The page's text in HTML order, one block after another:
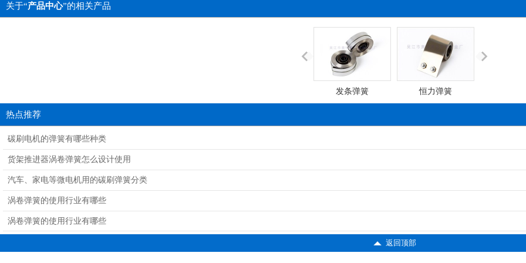
关于“产品中心”的相关产品
发条弹簧 恒力弹簧
热点推荐
碳刷电机的弹簧有哪些种类
货架推进器涡卷弹簧怎么设计使用
汽车、家电等微电机用的碳刷弹簧分类
涡卷弹簧的使用行业有哪些
涡卷弹簧的使用行业有哪些
返回顶部